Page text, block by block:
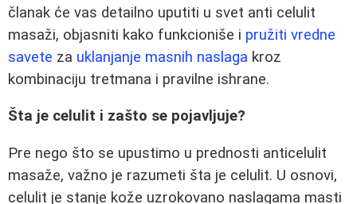
članak će vas detailno uputiti u svet anti celulit
masaži, objasniti kako funkcioniše i pružiti vredne
savete za uklanjanje masnih naslaga kroz
kombinaciju tretmana i pravilne ishrane.
Šta je celulit i zašto se pojavljuje?
Pre nego što se upustimo u prednosti anticelulit
masaže, važno je razumeti šta je celulit. U osnovi,
celulit je stanje kože uzrokovano naslagama masti